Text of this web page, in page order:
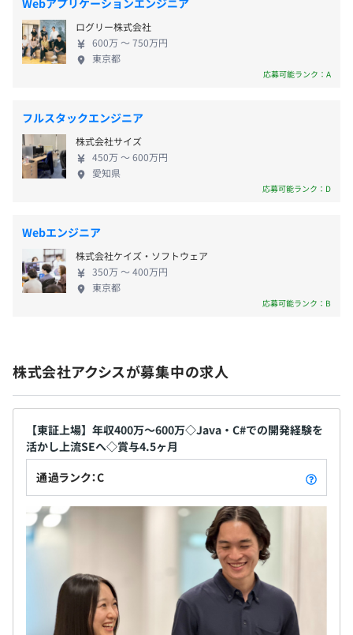
・年2回の定期面談で、評価やキャリアアップの確認をお
こないます。
・月に1回、各部ごとに部会を実施します。
・そのほか、部やプロジェクトごとに勉強会（業務知識・
従業員数：545名 （2025年12月末時点）
〈東京本社〉
・東京メトロ銀座線「虎ノ門駅」より徒歩約5分
・都営地下鉄三田線「内幸町駅」より徒歩約5分
・東京メトロ千代田線・丸の内線・日比谷線「霞ヶ関駅」
・JR山手線、東京メトロ銀座線、都営地下鉄浅草線「新
橋駅」より徒歩約8分
・誕生日休暇
・介護休暇
・通勤手当
・時間外手当
・役職手当
・出張手当
・資格手当（3,000円～50,000円の手当てを毎月支給。 対
賞与：年2回（6月、12月）
◎支給実績：4.5カ月分
給与改定：年1回（4月）
各種社会保険完備
（雇用保険・労災保険・健康保険・厚生年金保険）
無期雇用
3カ月（期間中、条件の変更はありません）
ちにしています。
Webアプリケーションエンジニア
ログリー株式会社
600万 〜 750万円
東京都
応募可能ランク：A
フルスタックエンジニア
株式会社サイズ
450万 〜 600万円
愛知県
応募可能ランク：D
Webエンジニア
株式会社ケイズ・ソフトウェア
350万 〜 400万円
東京都
応募可能ランク：B
株式会社アクシスが募集中の求人
【東証上場】年収400万〜600万◇Java・C#での開発経験を
活かし上流SEへ◇賞与4.5ヶ月
通過ランク：C